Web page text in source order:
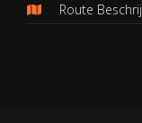
Route